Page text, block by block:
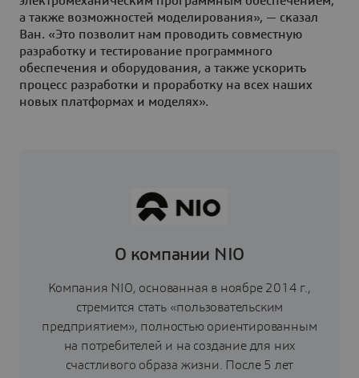
а также возможностей моделирования», — сказал
Ван. «Это позволит нам проводить совместную
разработку и тестирование программного
обеспечения и оборудования, а также ускорить
процесс разработки и проработку на всех наших
новых платформах и моделях».
О компании NIO
Компания NIO, основанная в ноябре 2014 г.,
стремится стать «пользовательским
предприятием», полностью ориентированным
на потребителей и на создание для них
счастливого образа жизни. После 5 лет